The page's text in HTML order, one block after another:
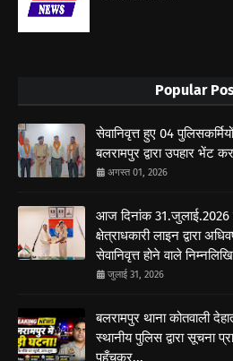
Popular
सेवानिवृत्त हुए 04
बलरामपुर द्वारा उपहार भेंट
अगस्त 01, 2026
आज दिनांक 31.जुलाई.2026
क्षेत्राधकारी लाइन द्वारा
सेवानिवृत्त होने वाले
जुलाई 31, 2026
बलरामपुर थाना कोतवाली
स्थानीय पुलिस द्वारा सूचना
पहुँचकर...